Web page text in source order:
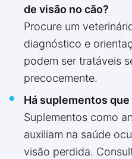
de visão no cão?
Procure um
diagnóstico e
podem ser tratáveis
precocemente.
Há suplementos
Suplementos como
auxiliam na saúde
visão perdida.